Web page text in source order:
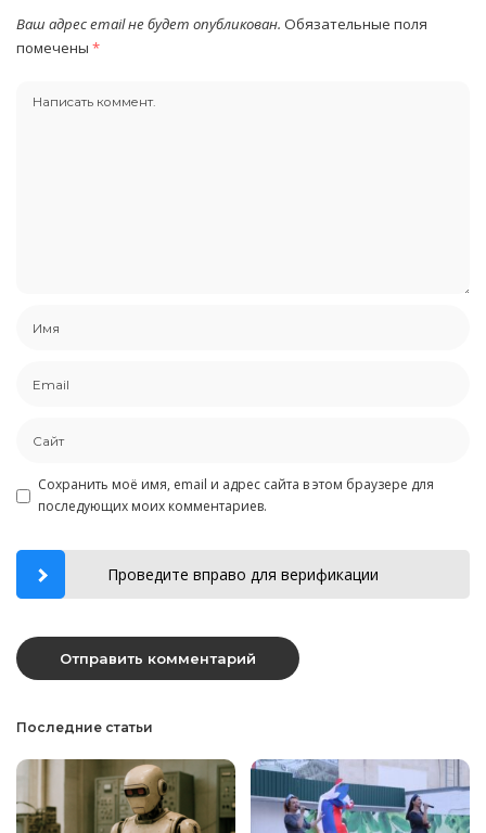
Ваш адрес email не будет опубликован. Обязательные поля
помечены *
Сохранить моё имя, email и адрес сайта в этом браузере для
последующих моих комментариев.
Проведите вправо для верификации
Последние статьи